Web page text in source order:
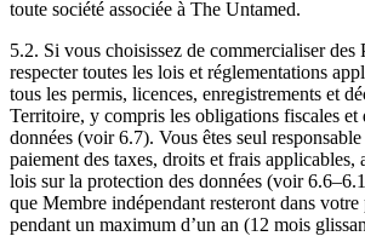
toute société associée à The Untamed.
5.2. Si vous choisissez de commercialiser
respecter toutes les lois et réglementations
tous les permis, licences, enregistrements et
Territoire, y compris les obligations fiscales et
données (voir 6.7). Vous êtes seul
paiement des taxes, droits et frais applicables,
lois sur la protection des données (voir
que Membre indépendant resteront dans
pendant un maximum d’un an (12 mois